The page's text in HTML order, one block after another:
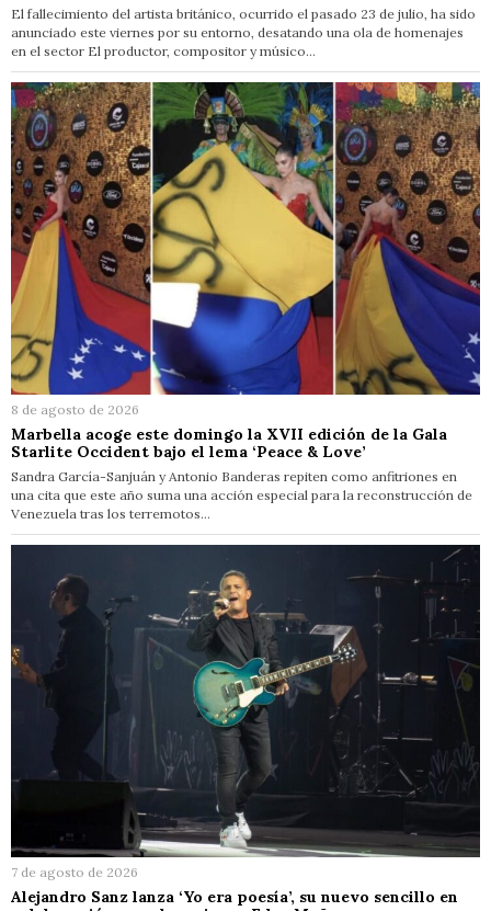
El fallecimiento del artista británico, ocurrido el pasado 23 de julio, ha sido
anunciado este viernes por su entorno, desatando una ola de homenajes
en el sector El productor, compositor y músico…
8 de agosto de 2026
Marbella acoge este domingo la XVII edición de la Gala
Starlite Occident bajo el lema ‘Peace & Love’
Sandra García-Sanjuán y Antonio Banderas repiten como anfitriones en
una cita que este año suma una acción especial para la reconstrucción de
Venezuela tras los terremotos…
7 de agosto de 2026
Alejandro Sanz lanza ‘Yo era poesía’, su nuevo sencillo en